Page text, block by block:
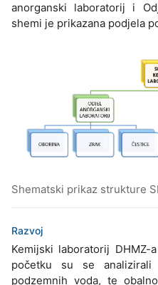
anorganski laboratorij i
shemi je prikazana podjela
Shematski prikaz strukture
Razvoj
Kemijski laboratorij
početku su se
podzemnih voda, te